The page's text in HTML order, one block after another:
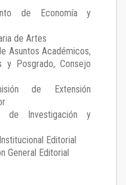
de Economía y
de Artes
Asuntos Académicos,
y Posgrado, Consejo
de Extensión
de Investigación y
Editorial
General Editorial